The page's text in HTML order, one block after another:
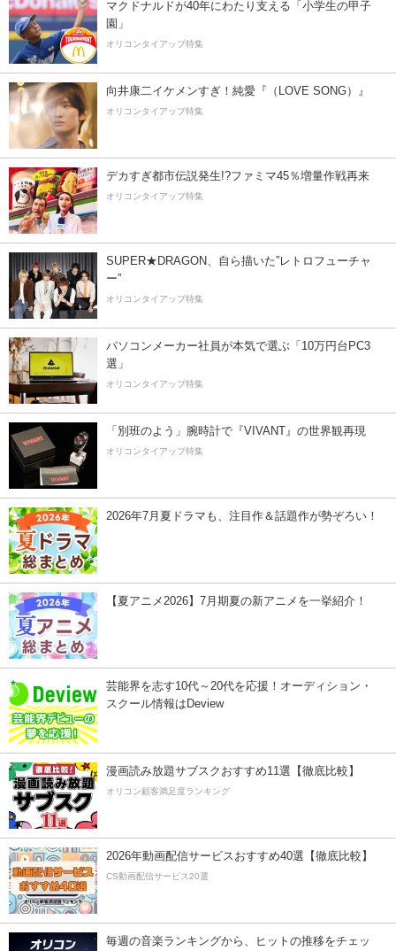
マクドナルドが40年にわたり支える「小学生の甲子
園」
オリコンタイアップ特集
向井康二イケメンすぎ！純愛『（LOVE SONG）』
オリコンタイアップ特集
デカすぎ都市伝説発生!?ファミマ45％増量作戦再来
オリコンタイアップ特集
SUPER★DRAGON、自ら描いた”レトロフューチャ
ー”
オリコンタイアップ特集
パソコンメーカー社員が本気で選ぶ「10万円台PC3
選」
オリコンタイアップ特集
「別班のよう」腕時計で『VIVANT』の世界観再現
オリコンタイアップ特集
2026年7月夏ドラマも、注目作＆話題作が勢ぞろい！
【夏アニメ2026】7月期夏の新アニメを一挙紹介！
芸能界を志す10代～20代を応援！オーディション・
スクール情報はDeview
漫画読み放題サブスクおすすめ11選【徹底比較】
オリコン顧客満足度ランキング
2026年動画配信サービスおすすめ40選【徹底比較】
CS動画配信サービス20選
毎週の音楽ランキングから、ヒットの推移をチェッ